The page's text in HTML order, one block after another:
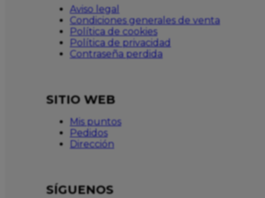
Aviso legal
Condiciones generales de venta
Política de cookies
Política de privacidad
Contraseña perdida
SITIO WEB
Mis puntos
Pedidos
Dirección
SÍGUENOS